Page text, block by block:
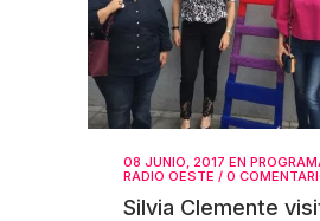
08 JUNIO, 2017 EN
RADIO OESTE / 0
Silvia Clemente